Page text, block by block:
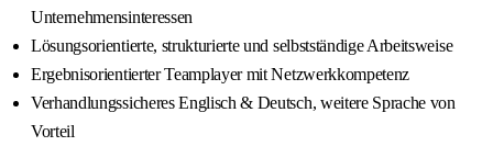
Unternehmensinteressen
Lösungsorientierte, strukturierte und selbstständige Arbeitsweise
Ergebnisorientierter Teamplayer mit Netzwerkkompetenz
Verhandlungssicheres Englisch & Deutsch, weitere Sprache von
Vorteil